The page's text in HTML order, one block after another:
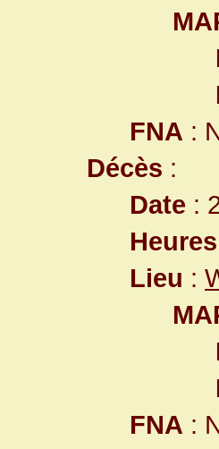
FNA :
Décès :
Date :
Heures
Lieu :
FNA :